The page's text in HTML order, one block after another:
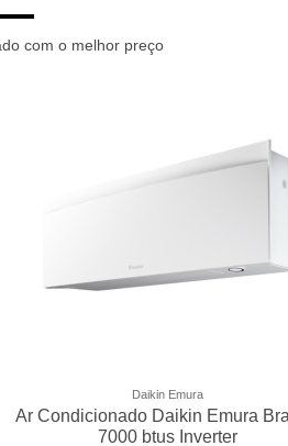
com o melhor preço
Daikin Emura
Ar Condicionado Daikin Emura
7000 btus Inverter